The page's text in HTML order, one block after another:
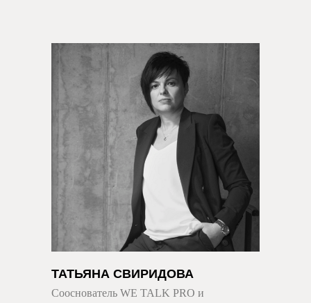
ТАТЬЯНА СВИРИДОВА
Сооснователь WE TALK PRO и